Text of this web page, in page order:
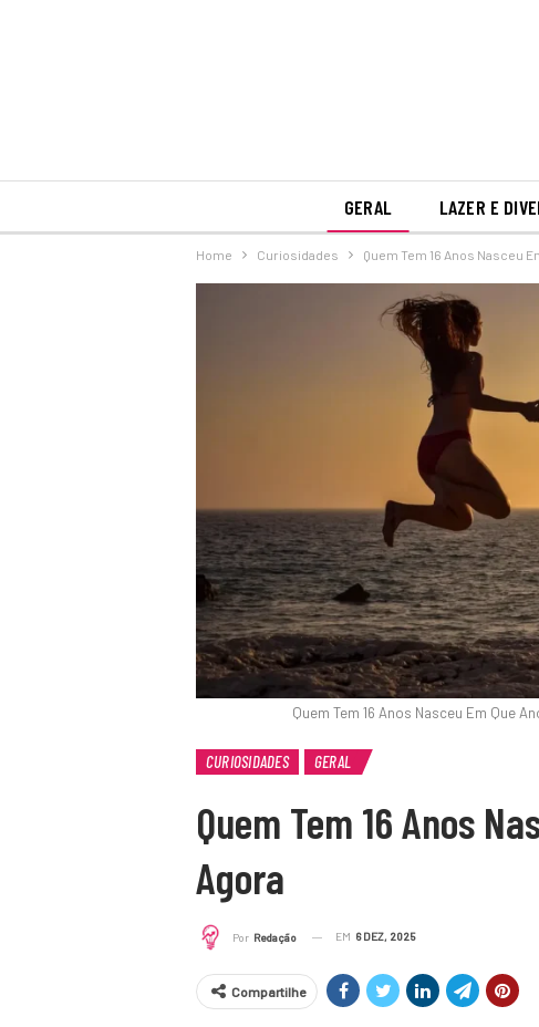
GERAL LAZER E
Home Curiosidades Quem Tem 16 Anos Nasceu
Quem Tem 16 Anos Nasceu Em Que
CURIOSIDADES GERAL
Quem Tem 16 Anos
Agora
Por Redação EM 6 DEZ, 2025
Compartilhe